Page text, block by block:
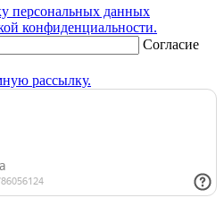
персональных данных
конфиденциальности.
Согласие
рассылку.